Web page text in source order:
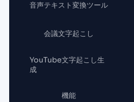
音声テキスト変換ツール
会議文字起こし
YouTube文字起こし生
成
機能